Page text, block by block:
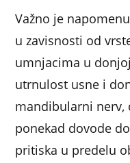
Važno je
u zavisnosti od
umnjacima u
utrnulost usne i
mandibularni nerv,
ponekad dovode
pritiska u predelu